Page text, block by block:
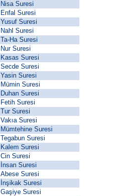
Nisa Suresi
Enfal Suresi
Yusuf Suresi
Nahl Suresi
Ta-Ha Suresi
Nur Suresi
Kasas Suresi
Secde Suresi
Yasin Suresi
Mümin Suresi
Duhan Suresi
Fetih Suresi
Tur Suresi
Vakıa Suresi
Mümtehine Suresi
Tegabun Suresi
Kalem Suresi
Cin Suresi
İnsan Suresi
Abese Suresi
İnşikak Suresi
Gaşiye Suresi